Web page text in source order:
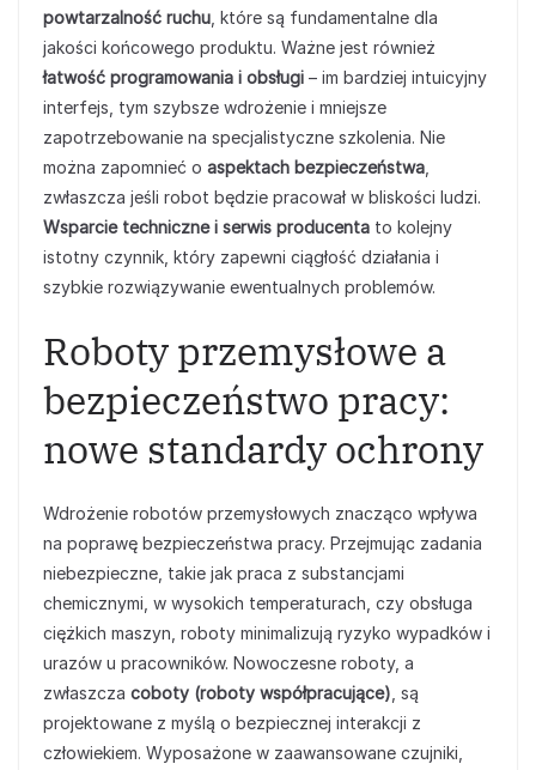
powtarzalność ruchu , które są fundamentalne dla
jakości końcowego produktu. Ważne jest również
łatwość programowania i obsługi – im bardziej intuicyjny
interfejs, tym szybsze wdrożenie i mniejsze
zapotrzebowanie na specjalistyczne szkolenia. Nie
można zapomnieć o aspektach bezpieczeństwa
zwłaszcza jeśli robot będzie pracował w bliskości ludzi.
Wsparcie techniczne i serwis producenta to kolejny
istotny czynnik, który zapewni ciągłość działania i
szybkie rozwiązywanie ewentualnych problemów.
Roboty przemysłowe a
bezpieczeństwo pracy:
nowe standardy ochrony
Wdrożenie robotów przemysłowych znacząco wpływa
na poprawę bezpieczeństwa pracy. Przejmując zadania
niebezpieczne, takie jak praca z substancjami
chemicznymi, w wysokich temperaturach, czy obsługa
ciężkich maszyn, roboty minimalizują ryzyko wypadków i
urazów u pracowników. Nowoczesne roboty, a
zwłaszcza coboty (roboty współpracujące) , są
projektowane z myślą o bezpiecznej interakcji z
człowiekiem. Wyposażone w zaawansowane czujniki,